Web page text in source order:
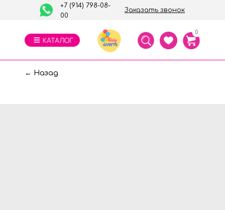
Заказать звонок
+7 (914) 798-08-
00
0
← Назад